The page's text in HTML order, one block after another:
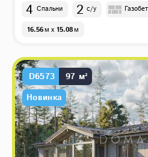
4 Спальни 2 с/у
16.56м x 15.08м
D6573
97 м²
Новинка